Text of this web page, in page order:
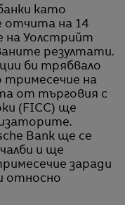
като
отчита на 14
на Уолстрийт
резултати.
би трябвало
на
от търговия с
(FICC) ще
Bank ще се
и ще
заради
относно